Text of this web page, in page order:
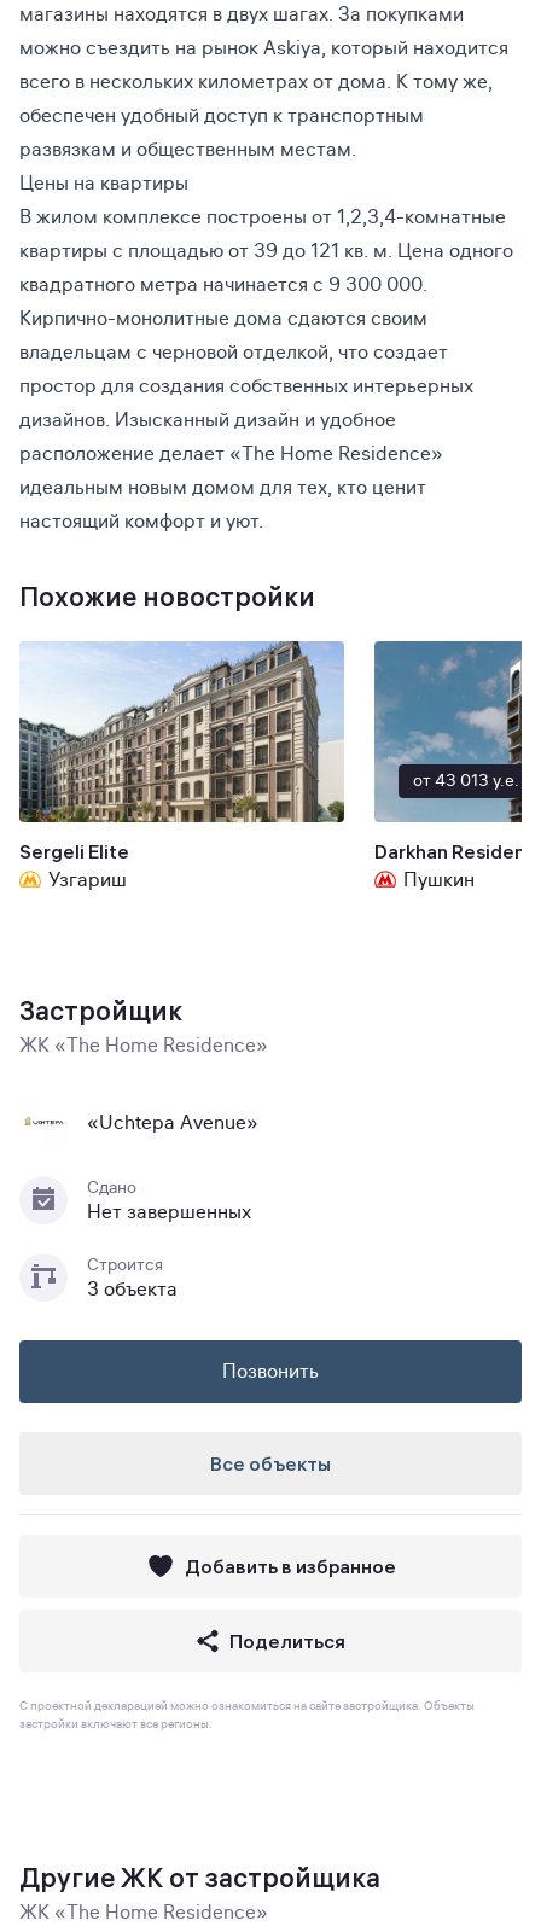
магазины находятся в двух шагах. За покупками
можно съездить на рынок Askiya, который находится
всего в нескольких километрах от дома. К тому же,
обеспечен удобный доступ к транспортным
развязкам и общественным местам.
Цены на квартиры
В жилом комплексе построены от 1,2,3,4-комнатные
квартиры с площадью от 39 до 121 кв. м. Цена одного
квадратного метра начинается с 9 300 000.
Кирпично-монолитные дома сдаются своим
владельцам с черновой отделкой, что создает
простор для создания собственных интерьерных
дизайнов. Изысканный дизайн и удобное
расположение делает «The Home Residence»
идеальным новым домом для тех, кто ценит
настоящий комфорт и уют.
Похожие новостройки
Sergeli Elite
Узгариш
от 43 013 y.e.
Darkhan
Пушкин
Застройщик
ЖК «The Home Residence»
«Uchtepa Avenue»
Сдано
Нет завершенных
Строится
3 объекта
Позвонить
Все объекты
Добавить в избранное
Поделиться
С проектной декларацией можно ознакомиться на сайте застройщика. Объекты
застройки включают все регионы.
Другие ЖК от застройщика
ЖК «The Home Residence»